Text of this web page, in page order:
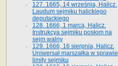
127. 1665, 14 września, Halicz.
Laudum sejmiku halickiego
deputackiego
128. 1666, 1 marca, Halicz.
Instrukcya sejmiku posłom na
sejm walny
129. 1666, 16 sierpnia, Halicz.
Uniwersał marszałka w sprawie
limity sejmiku